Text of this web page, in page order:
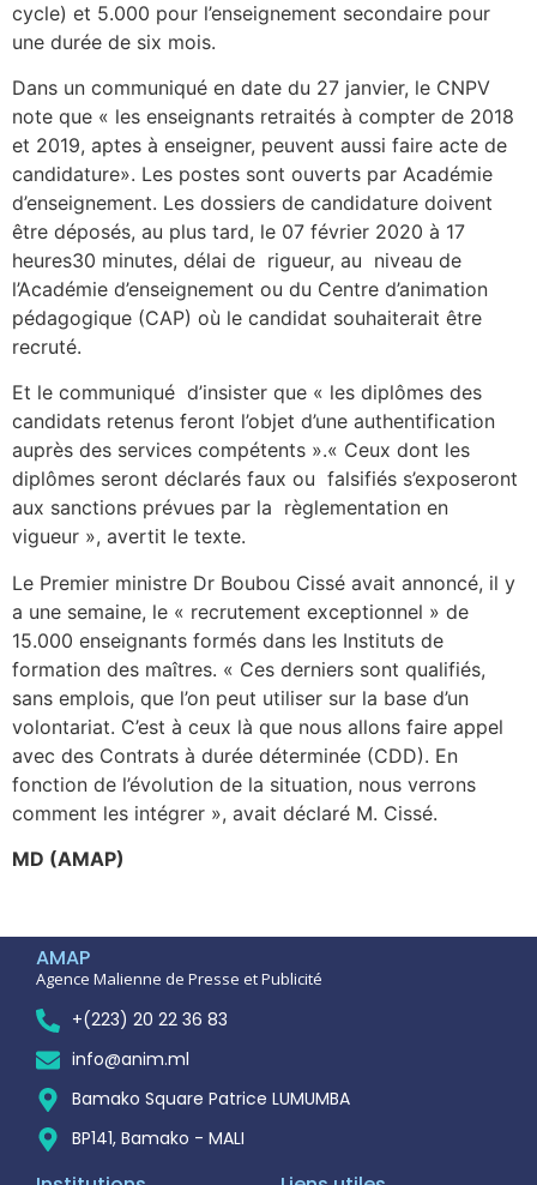
cycle) et 5.000 pour l’enseignement secondaire pour
une durée de six mois.
Dans un communiqué en date du 27 janvier, le CNPV
note que « les enseignants retraités à compter de 2018
et 2019, aptes à enseigner, peuvent aussi faire acte de
candidature». Les postes sont ouverts par Académie
d’enseignement. Les dossiers de candidature doivent
être déposés, au plus tard, le 07 février 2020 à 17
heures30 minutes, délai de rigueur, au niveau de
l’Académie d’enseignement ou du Centre d’animation
pédagogique (CAP) où le candidat souhaiterait être
recruté.
Et le communiqué d’insister que « les diplômes des
candidats retenus feront l’objet d’une authentification
auprès des services compétents ».« Ceux dont les
diplômes seront déclarés faux ou falsifiés s’exposeront
aux sanctions prévues par la règlementation en
vigueur », avertit le texte.
Le Premier ministre Dr Boubou Cissé avait annoncé, il y
a une semaine, le « recrutement exceptionnel » de
15.000 enseignants formés dans les Instituts de
formation des maîtres. « Ces derniers sont qualifiés,
sans emplois, que l’on peut utiliser sur la base d’un
volontariat. C’est à ceux là que nous allons faire appel
avec des Contrats à durée déterminée (CDD). En
fonction de l’évolution de la situation, nous verrons
comment les intégrer », avait déclaré M. Cissé.
MD (AMAP)
AMAP
Agence Malienne de Presse et Publicité
+(223) 20 22 36 83
info@anim.ml
Bamako Square Patrice LUMUMBA
BP141, Bamako - MALI